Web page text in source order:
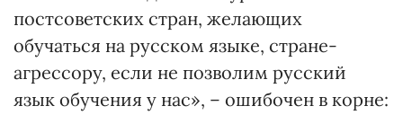
постсоветских стран, желающих
обучаться на русском языке, стране-
агрессору, если не позволим русский
язык обучения у нас», – ошибочен в корне: